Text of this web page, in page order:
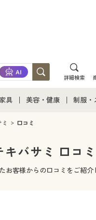
詳細検索
具
具通販すべて
美容・健康
美容・健康通販すべて
美容・健康・サプリメ
制服・
制服・
ジュニ
口コミ
バサミ 口コミ
客様からの口コミをご紹介